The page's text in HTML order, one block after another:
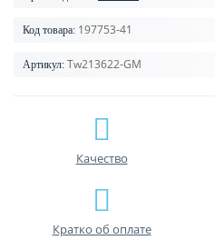
Код товара: 197753-41
Артикул: Tw213622-GM
Качество
Кратко об оплате